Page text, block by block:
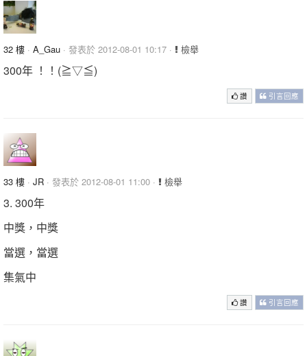
32 樓 · A_Gau · 發表於 2012-08-01 10:17 · 檢舉
300年 ！！(≧▽≦)
讚 引言回應
33 樓 · JR · 發表於 2012-08-01 11:00 · 檢舉
3. 300年
中獎，中獎
當選，當選
集氣中
讚 引言回應